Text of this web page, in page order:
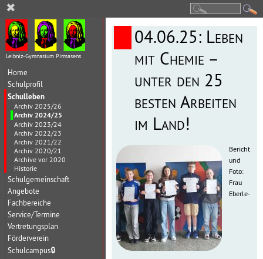
Leibniz-Gymnasium Pirmasens
Home
Schulprofil
Schulleben
Archiv 2025/26
Archiv 2024/25
Archiv 2023/24
Archiv 2022/23
Archiv 2021/22
Archiv 2020/21
Archive vor 2020
Historie
Schulgemeinschaft
Angebote
Fachbereiche
Service/Termine
Vertretungsplan
Förderverein
Schulcampus🔒
04.06.25: Leben
mit Chemie –
unter den 25
besten Arbeiten
im Land!
Bericht
und
Foto:
Frau
Eberle-
✖